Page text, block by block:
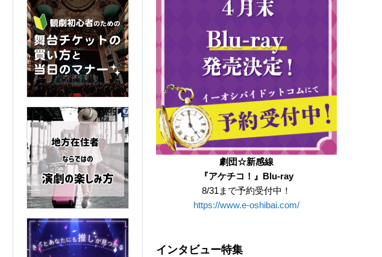
劇団☆新感線
『アケチコ！』Blu-ray
8/31まで予約受付中！
https://www.e-oshibai.com/
インタビュー特集